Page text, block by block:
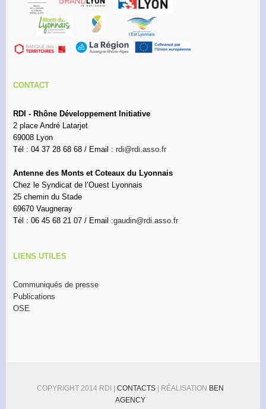
CONTACT
RDI - Rhône Développement Initiative
2 place André Latarjet
69008 Lyon
Tél : 04 37 28 68 68 / Email : rdi@rdi.asso.fr
Antenne des Monts et Coteaux du Lyonnais
Chez le Syndicat de l’Ouest Lyonnais
25 chemin du Stade
69670 Vaugneray
Tél : 06 45 68 21 07 / Email :gaudin@rdi.asso.fr
LIENS UTILES
Communiqués de presse
Publications
OSE
COPYRIGHT 2014 RDI | CONTACTS | RÉALISATION BEN
AGENCY